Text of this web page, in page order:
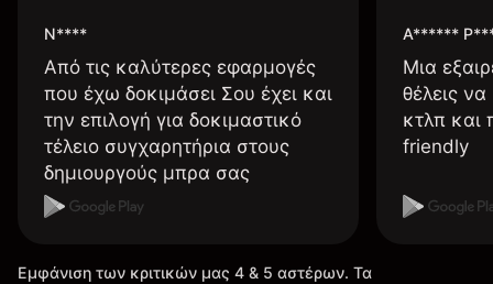
N****
Από τις καλύτερες εφαρμογές
που έχω δοκιμάσει Σου έχει και
την επιλογή για δοκιμαστικό
τέλειο συγχαρητήρια στους
δημιουργούς μπρα σας
A******
Μια
θέλεις
κτλπ και
friendly
Εμφάνιση των κριτικών μας 4 & 5 αστέρων. Τα